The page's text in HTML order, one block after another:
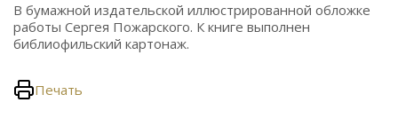
В бумажной издательской иллюстрированной обложке
работы Сергея Пожарского. К книге выполнен
библиофильский картонаж.
Печать